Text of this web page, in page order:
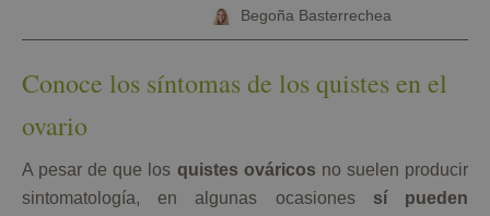
Begoña Basterrechea
Conoce los síntomas de los quistes en el
ovario
A pesar de que los quistes ováricos no suelen producir
sintomatología, en algunas ocasionessí pueden